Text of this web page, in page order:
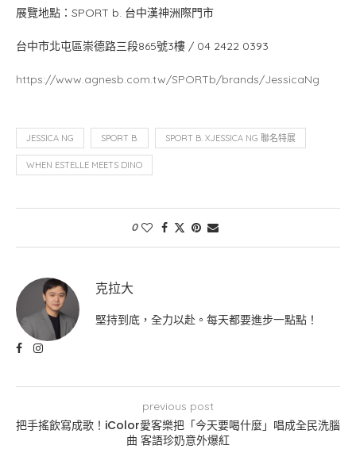
展覽地點：SPORT b. 台中漢神洲際門市
台中市北屯區崇德路三段865號3樓 / 04 2422 0393
https://www.agnesb.com.tw/SPORTb/brands/JessicaNg
JESSICA NG SPORT B. SPORT B. XJESSICA NG 聯名特展
WHEN ESTELLE MEETS DINO
0
克拉大
堅持到底，全力以赴。每天都要進步一點點！
previous post
把手搖飲寫成歌！iColor愛客樂把「今天要喝什麼」唱成全民洗腦
曲 客語珍奶意外爆紅